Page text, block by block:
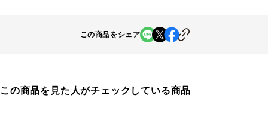
この商品をシェア
この商品を見た人がチェックしている商品